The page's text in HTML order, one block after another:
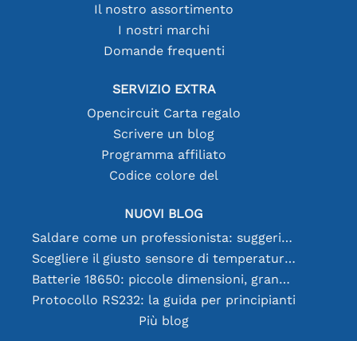
Il nostro assortimento
I nostri marchi
Domande frequenti
SERVIZIO EXTRA
Opencircuit Carta regalo
Scrivere un blog
Programma affiliato
Codice colore del
NUOVI BLOG
Saldare come un professionista: suggerimenti per connessioni elettroniche perfette
Scegliere il giusto sensore di temperatura [youtube]
Batterie 18650: piccole dimensioni, grandi prestazioni
Protocollo RS232: la guida per principianti
Più blog